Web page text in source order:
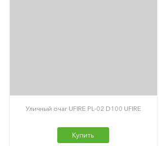
Уличный очаг UFIRE PL-02 D100 UFIRE
Купить